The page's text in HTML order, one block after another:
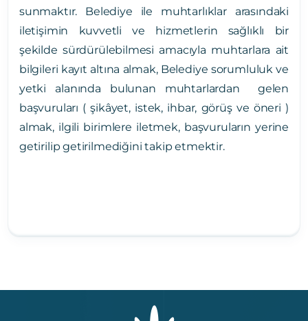
sunmaktır. Belediye ile muhtarlıklar arasındaki
iletişimin kuvvetli ve hizmetlerin sağlıklı bir
şekilde sürdürülebilmesi amacıyla muhtarlara ait
bilgileri kayıt altına almak, Belediye sorumluluk ve
yetki alanında bulunan muhtarlardan gelen
başvuruları ( şikâyet, istek, ihbar, görüş ve öneri )
almak, ilgili birimlere iletmek, başvuruların yerine
getirilip getirilmediğini takip etmektir.